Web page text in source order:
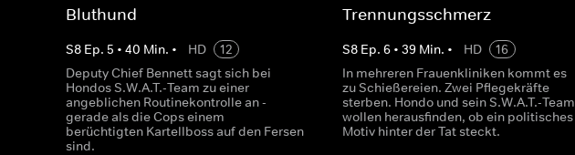
Bluthund
S8 Ep. 5 • 40 Min. • HD
12
Deputy Chief Bennett sagt sich bei
Hondos S.W.A.T.-Team zu einer
angeblichen Routinekontrolle an -
gerade als die Cops einem
berüchtigten Kartellboss auf den Fersen
sind.
Trennungsschmerz
S8 Ep.6 •39 Min. • HD
16
In mehreren Frauenkliniken kommt es
zu Schießereien. Zwei Pflegekräfte
sterben. Hondo und sein S.W.A.T.-Team
wollen herausfinden, ob ein politisches
Motiv hinter der Tat steckt.